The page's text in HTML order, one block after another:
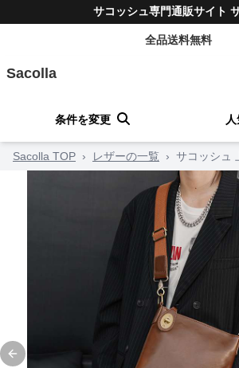
サコッシュ専門通販サイト
全品送料無料
Sacolla
条件を変更
Sacolla TOP › レザーの一覧 › サコッシュ
Previous slide